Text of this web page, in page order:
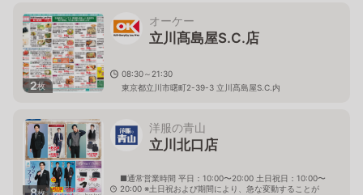
2枚
オーケー
立川髙島屋S.C.店
08:30～21:30
東京都立川市曙町2-39-3 立川髙島屋S.C.内
8枚
洋服の青山
立川北口店
■通常営業時間 平日：10:00〜20:00 土日祝日：10:00〜
20:00 ※土日祝および期間により、急な変動することが